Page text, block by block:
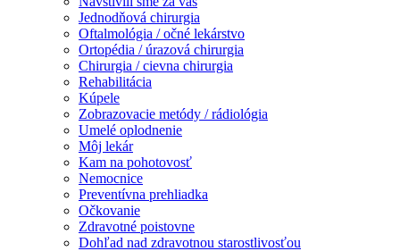
Jednodňová chirurgia
Oftalmológia / očné lekárstvo
Ortopédia / úrazová chirurgia
Chirurgia / cievna chirurgia
Rehabilitácia
Kúpele
Zobrazovacie metódy / rádiológia
Umelé oplodnenie
Môj lekár
Kam na pohotovosť
Nemocnice
Preventívna prehliadka
Očkovanie
Zdravotné poistovne
Dohľad nad zdravotnou starostlivosťou